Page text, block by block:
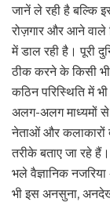
जानें ले रही है बल्कि
रोज़गार और आने
में डाल रही है। पूरी
ठीक करने के किसी भी
कठिन परिस्थिति में
अलग-अलग माध्यमों से
नेताओं और कलाकारों
तरीके बताए जा रहे
भले वैज्ञानिक
भी इस अनसुना,